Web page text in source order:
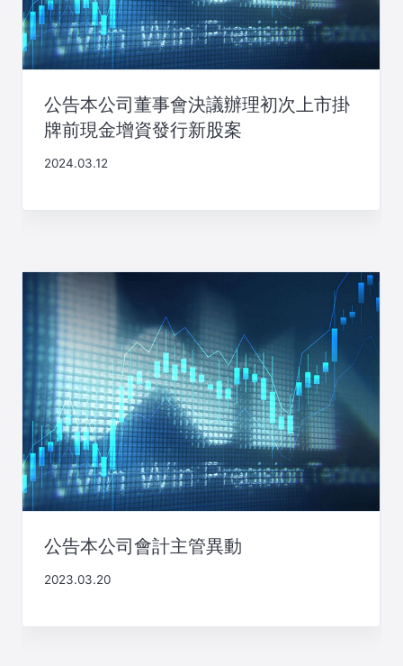
公告本公司董事會決議辦理初次上市掛
牌前現金增資發行新股案
2024.03.12
公告本公司會計主管異動
2023.03.20